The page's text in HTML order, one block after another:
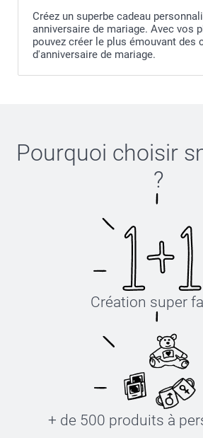
Créez un superbe cadeau
anniversaire de mariage. Avec vos
pouvez créer le plus émouvant des
d'anniversaire de mariage.
Pourquoi choisir
?
Création super
+ de 500 produits à